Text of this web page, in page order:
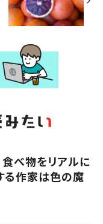
べ物をリアルに
る作家は色の魔